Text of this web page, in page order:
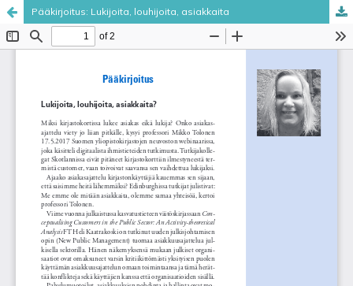
Pääkirjoitus: Lukijoita, louhijoita, asiakkaita
Tieteellisten seurain valtuuskunta.